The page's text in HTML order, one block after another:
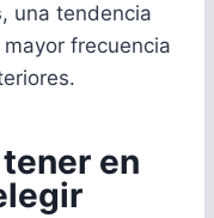
, una tendencia
frecuencia
en